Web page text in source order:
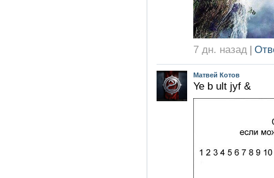
7 дн. назад |
Матвей Котов
Ye b ult jyf &